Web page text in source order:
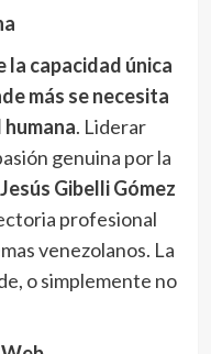
la capacidad única
más se necesita
. Liderar
genuina por la
Gibelli Gómez
profesional
venezolanos. La
o simplemente no